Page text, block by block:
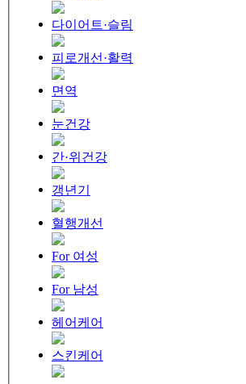
다이어트·슬림
피로개선·활력
면역
눈건강
간·위건강
갱년기
혈행개선
For 여성
For 남성
헤어케어
스킨케어